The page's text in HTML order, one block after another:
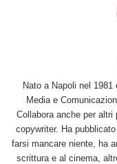
Nato a Napoli nel
Media e
Collabora anche per
copywriter. Ha
farsi mancare niente, ha
scrittura e al cinema,